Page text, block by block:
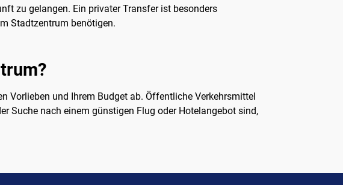
zu gelangen. Ein privater Transfer ist besonders
Stadtzentrum benötigen.
Vorlieben und Ihrem Budget ab. Öffentliche Verkehrsmittel
Suche nach einem günstigen Flug oder Hotelangebot sind,